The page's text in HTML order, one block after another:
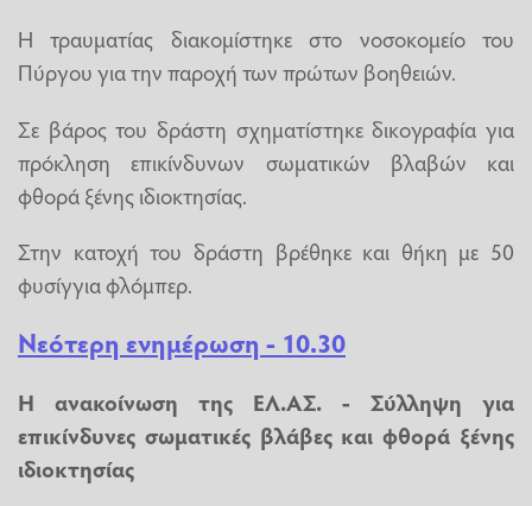
Η τραυματίας διακομίστηκε στο νοσοκομείο του
Πύργου για την παροχή των πρώτων βοηθειών.
Σε βάρος του δράστη σχηματίστηκε δικογραφία για
πρόκληση επικίνδυνων σωματικών βλαβών και
φθορά ξένης ιδιοκτησίας.
Στην κατοχή του δράστη βρέθηκε και θήκη με 50
φυσίγγια φλόμπερ.
Νεότερη ενημέρωση - 10.30
Η ανακοίνωση της ΕΛ.ΑΣ. - Σύλληψη για
επικίνδυνες σωματικές βλάβες και φθορά ξένης
ιδιοκτησίας